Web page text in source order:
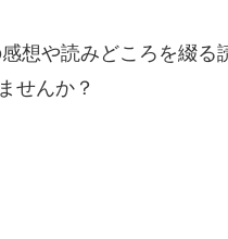
想や読みどころを綴る
せんか？